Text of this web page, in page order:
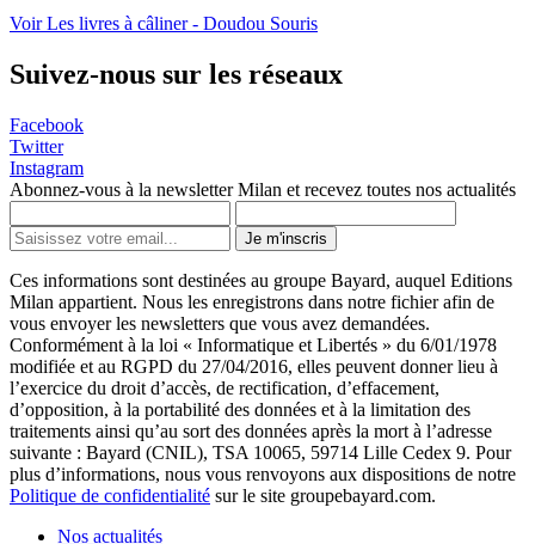
Voir Les livres à câliner - Doudou Souris
Suivez-nous sur les réseaux
Facebook
Twitter
Instagram
Abonnez-vous à la newsletter Milan et recevez toutes nos actualités
Je m'inscris
Ces informations sont destinées au groupe Bayard, auquel Editions
Milan appartient. Nous les enregistrons dans notre fichier afin de
vous envoyer les newsletters que vous avez demandées.
Conformément à la loi « Informatique et Libertés » du 6/01/1978
modifiée et au RGPD du 27/04/2016, elles peuvent donner lieu à
l’exercice du droit d’accès, de rectification, d’effacement,
d’opposition, à la portabilité des données et à la limitation des
traitements ainsi qu’au sort des données après la mort à l’adresse
suivante : Bayard (CNIL), TSA 10065, 59714 Lille Cedex 9. Pour
plus d’informations, nous vous renvoyons aux dispositions de notre
Politique de confidentialité sur le site groupebayard.com.
Nos actualités